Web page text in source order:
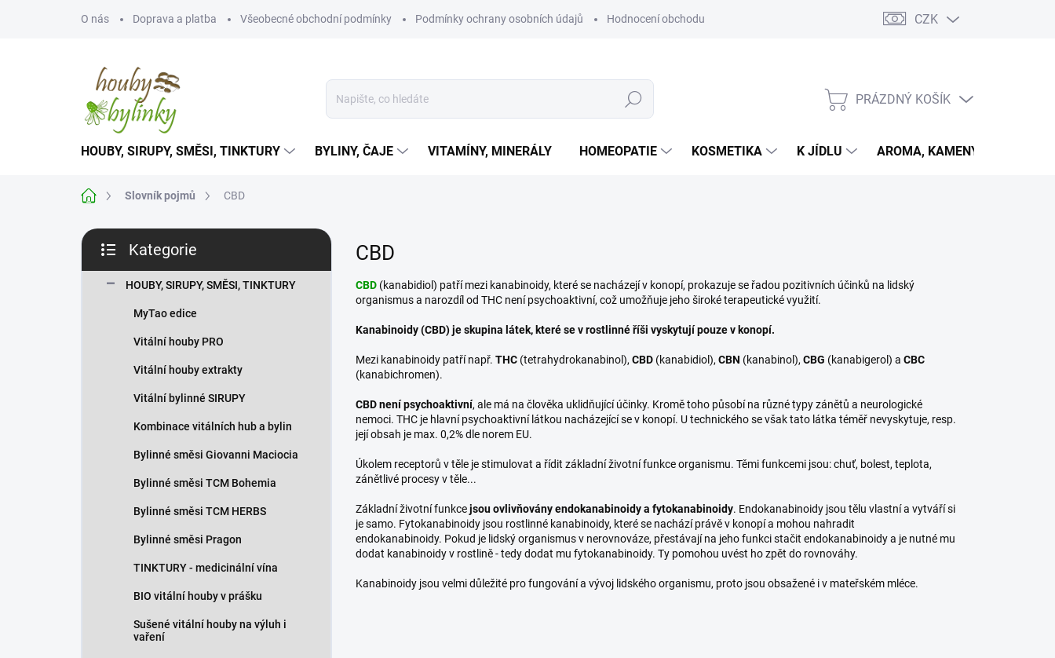
O nás Doprava a platba Všeobecné obchodní podmínky Podmínky ochrany osobních údajů Hodnocení obchodu CZK
Hledat
NÁKUPNÍ
PRÁZDNÝ KOŠÍK
HOUBY, SIRUPY, SMĚSI, TINKTURY BYLINY, ČAJE VITAMÍNY, MINERÁLY HOMEOPATIE KOSMETIKA K JÍDLU AROMA, KAMENY
Domů Slovník pojmů CBD
P
s
kategorie
Kategorie
HOUBY, SIRUPY, SMĚSI, TINKTURY
MyTao edice
Vitální houby PRO
Vitální houby extrakty
Vitální bylinné SIRUPY
Kombinace vitálních hub a bylin
Bylinné směsi Giovanni Maciocia
Bylinné směsi TCM Bohemia
Bylinné směsi TCM HERBS
Bylinné směsi Pragon
TINKTURY - medicinální vína
BIO vitální houby v prášku
Sušené vitální houby na výluh i
vaření
CBD
CBD (kanabidiol) patří mezi kanabinoidy, které se nacházejí v konopí, prokazuje se řadou pozitivních účinků na lidský
organismus a narozdíl od THC není psychoaktivní, což umožňuje jeho široké terapeutické využití.
Kanabinoidy (CBD) je skupina látek, které se v rostlinné říši vyskytují pouze v konopí.
Mezi kanabinoidy patří např. THC (tetrahydrokanabinol), CBD (kanabidiol), CBN (kanabinol), CBG (kanabigerol) a CBC
(kanabichromen).
CBD není psychoaktivní, ale má na člověka uklidňující účinky. Kromě toho působí na různé typy zánětů a neurologické
nemoci. THC je hlavní psychoaktivní látkou nacházející se v konopí. U technického se však tato látka téměř nevyskytuje, resp.
její obsah je max. 0,2% dle norem EU.
Úkolem receptorů v těle je stimulovat a řídit základní životní funkce organismu. Těmi funkcemi jsou: chuť, bolest, teplota,
zánětlivé procesy v těle...
Základní životní funkcejsou ovlivňovány endokanabinoidy a fytokanabinoidy. Endokanabinoidy jsou tělu vlastní a vytváří si
je samo. Fytokanabinoidy jsou rostlinné kanabinoidy, které se nachází právě v konopí a mohou nahradit
endokanabinoidy. Pokud je lidský organismus v nerovnováze, přestávají na jeho funkci stačit endokanabinoidy a je nutné mu
dodat kanabinoidy v rostlině - tedy dodat mu fytokanabinoidy. Ty pomohou uvést ho zpět do rovnováhy.
Kanabinoidy jsou velmi důležité pro fungování a vývoj lidského organismu, proto jsou obsažené i v mateřském mléce.